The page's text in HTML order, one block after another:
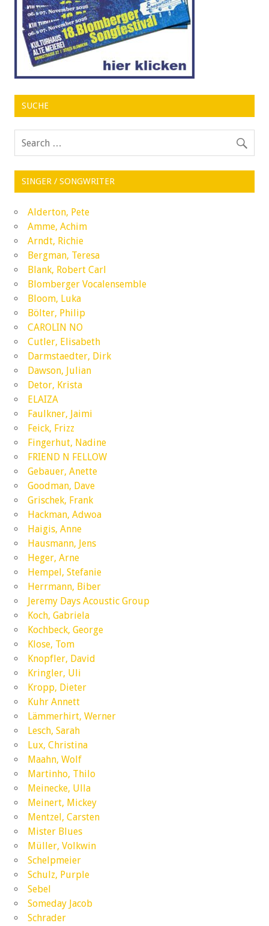
SUCHE
SINGER / SONGWRITER
Alderton, Pete
Amme, Achim
Arndt, Richie
Bergman, Teresa
Blank, Robert Carl
Blomberger Vocalensemble
Bloom, Luka
Bölter, Philip
CAROLIN NO
Cutler, Elisabeth
Darmstaedter, Dirk
Dawson, Julian
Detor, Krista
ELAIZA
Faulkner, Jaimi
Feick, Frizz
Fingerhut, Nadine
FRIEND N FELLOW
Gebauer, Anette
Goodman, Dave
Grischek, Frank
Hackman, Adwoa
Haigis, Anne
Hausmann, Jens
Heger, Arne
Hempel, Stefanie
Herrmann, Biber
Jeremy Days Acoustic Group
Koch, Gabriela
Kochbeck, George
Klose, Tom
Knopfler, David
Kringler, Uli
Kropp, Dieter
Kuhr Annett
Lämmerhirt, Werner
Lesch, Sarah
Lux, Christina
Maahn, Wolf
Martinho, Thilo
Meinecke, Ulla
Meinert, Mickey
Mentzel, Carsten
Mister Blues
Müller, Volkwin
Schelpmeier
Schulz, Purple
Sebel
Someday Jacob
Schrader